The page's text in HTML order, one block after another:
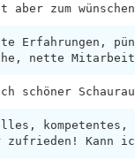
aber zum
Erfahrungen,
nette
schöner
kompetentes,
zufrieden! Kann